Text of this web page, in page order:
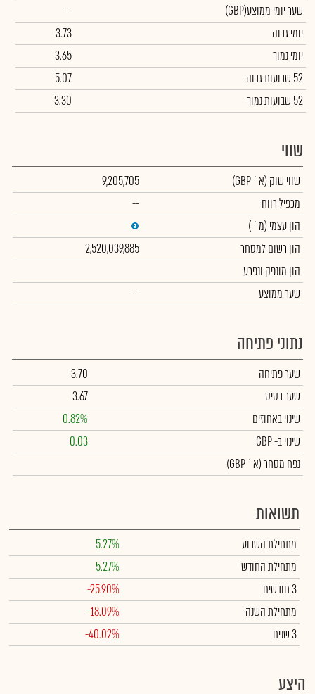
שער יומי ממוצע(GBP)
--
יומי גבוה
3.73
יומי נמוך
3.65
52 שבועות גבוה
5.07
52 שבועות נמוך
3.30
שווי
שווי שוק (א` GBP)
9,205,705
מכפיל רווח
--
הון עצמי (מ` )
הון רשום למסחר
2,520,039,885
הון מונפק ונפרע
שער ממוצע
--
נתוני פתיחה
שער פתיחה
3.70
שער בסיס
3.67
שינוי באחוזים
0.82%
שינויב- GBP
0.03
נפח מסחר(א` GBP)
תשואות
מתחילת השבוע
5.27%
מתחילת החודש
5.27%
3 חודשים
-25.90%
מתחילת השנה
-18.09%
3 שנים
-40.02%
היצע